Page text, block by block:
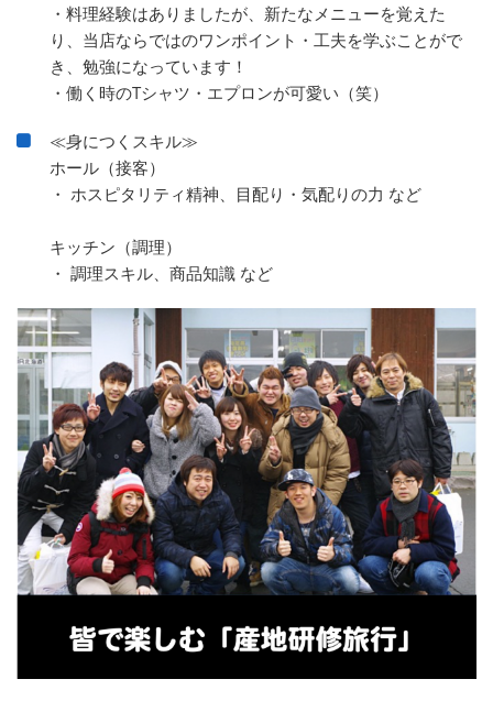
・料理経験はありましたが、新たなメニューを覚えた
り、当店ならではのワンポイント・工夫を学ぶことがで
き、勉強になっています！
・働く時のTシャツ・エプロンが可愛い（笑）
≪身につくスキル≫
ホール（接客）
・ ホスピタリティ精神、目配り・気配りの力 など
キッチン（調理）
・ 調理スキル、商品知識 など